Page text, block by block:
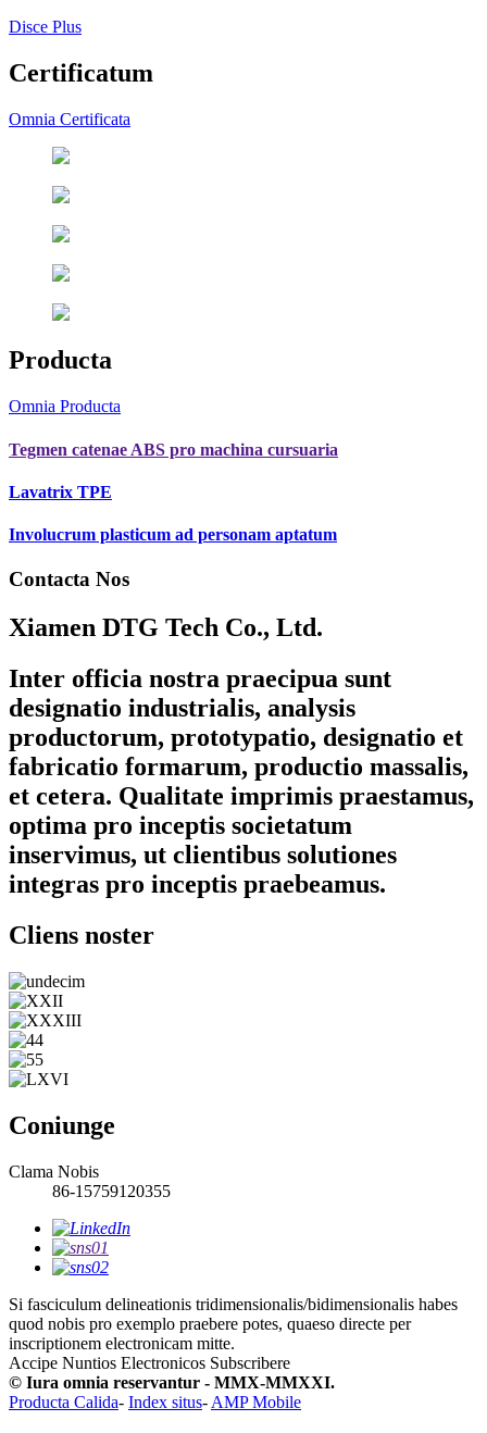
Disce Plus
Certificatum
Omnia Certificata
Producta
Omnia Producta
Tegmen catenae ABS pro machina cursuaria
Lavatrix TPE
Involucrum plasticum ad personam aptatum
Contacta Nos
Xiamen DTG Tech Co., Ltd.
Inter officia nostra praecipua sunt
designatio industrialis, analysis
productorum, prototypatio, designatio et
fabricatio formarum, productio massalis,
et cetera. Qualitate imprimis praestamus,
optima pro inceptis societatum
inservimus, ut clientibus solutiones
integras pro inceptis praebeamus.
Cliens noster
Coniunge
Clama Nobis
86-15759120355
Si fasciculum delineationis tridimensionalis/bidimensionalis habes
quod nobis pro exemplo praebere potes, quaeso directe per
inscriptionem electronicam mitte.
Accipe Nuntios Electronicos Subscribere
© Iura omnia reservantur - MMX-MMXXI.
Producta Calida- Index situs- AMP Mobile